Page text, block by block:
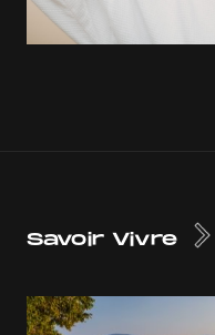
Savoir Vivre